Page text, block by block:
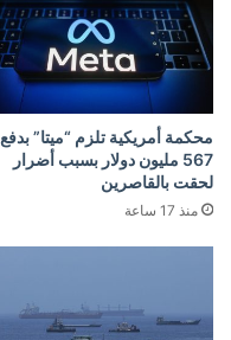
محكمة أمريكية تلزم “ميتا” بدفع
567 مليون دولار بسبب أضرار
لحقت بالقاصرين
منذ 17 ساعة